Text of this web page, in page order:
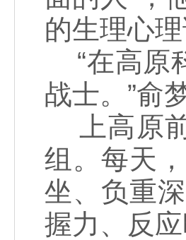
的生理心
“在高原
战士。”俞
上高原前
组。每天
坐、负重
握力、反